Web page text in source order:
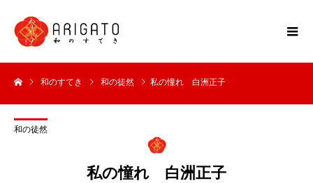
和のすてき 和の徒然 私の憧れ 白洲正子
和の徒然
私の憧れ 白洲正子